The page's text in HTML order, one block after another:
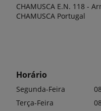
CHAMUSCA E.N. 118 -
CHAMUSCA Portugal
Horário
Segunda-Feira
Terça-Feira